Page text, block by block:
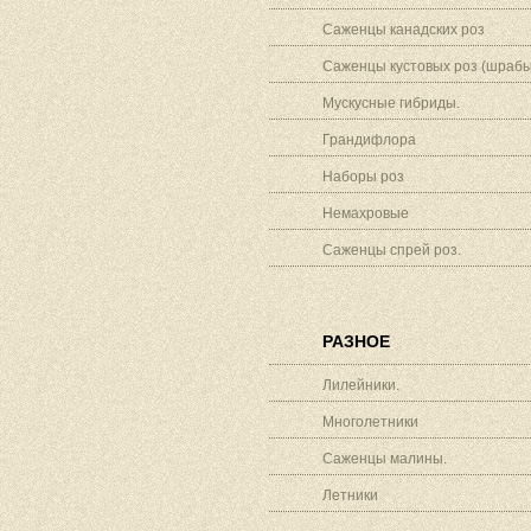
Саженцы канадских роз
Саженцы кустовых роз
Мускусные гибриды.
Грандифлора
Наборы роз
Немахровые
Саженцы спрей роз.
РАЗНОЕ
Лилейники.
Многолетники
Саженцы малины.
Летники